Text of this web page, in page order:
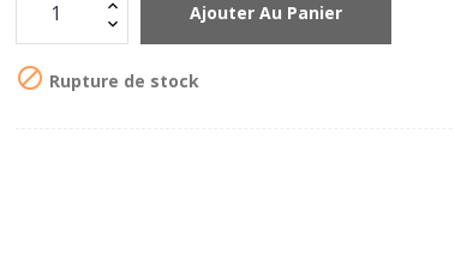
Ajouter Au Panier
 Rupture de stock